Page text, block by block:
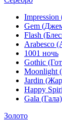
Impression
Gem
Flash
Arabesco
1001 ночь
Gothic
Moonlight
Jardin
Happy
Gala (Гала)
Золото